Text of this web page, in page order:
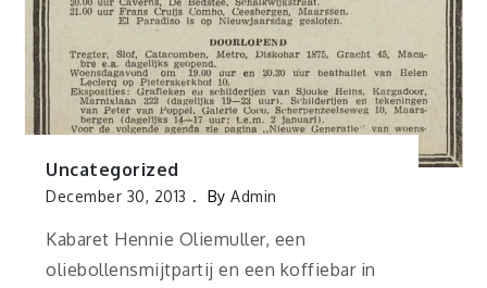
Uncategorized
December 30, 2013 ByAdmin
Kabaret Hennie Oliemuller, een
oliebollensmijtpartij en een koffiebar in